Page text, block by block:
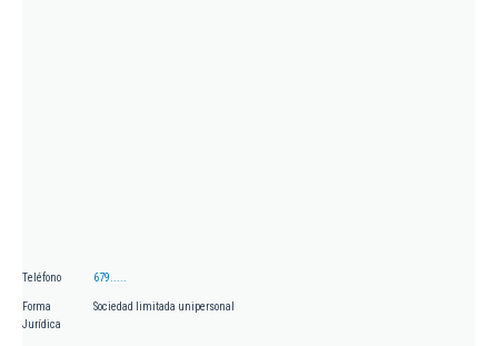
Teléfono 679.....
Forma
Jurídica
Sociedad limitada unipersonal